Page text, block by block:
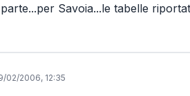
Savoia...le tabelle
02/2006, 12:35